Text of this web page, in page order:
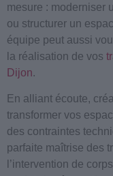
mesure : moderniser
ou structurer un
équipe peut aussi
la réalisation de vos
Dijon.
En alliant écoute,
transformer vos
des contraintes
parfaite maîtrise des
l’intervention de